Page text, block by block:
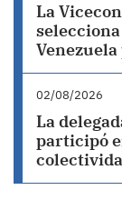
La
02/08/2026
La
participó